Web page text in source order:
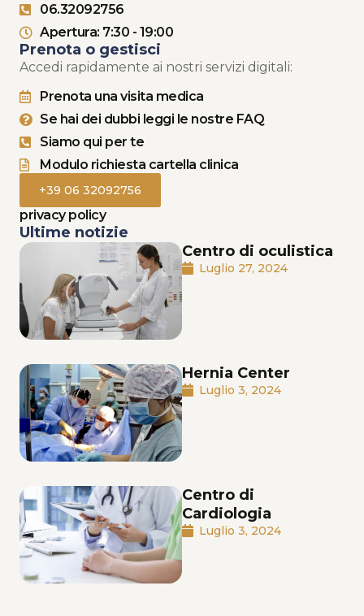
06.32092756
Apertura: 7:30 - 19:00
Prenota o gestisci
Accedi rapidamente ai nostri servizi digitali:
Prenota una visita medica
Se hai dei dubbi leggi le nostre FAQ
Siamo qui per te
Modulo richiesta cartella clinica
+39 06 32092756
privacy policy
Ultime notizie
Centro di oculistica
Luglio 27, 2024
Hernia Center
Luglio 3, 2024
Centro di
Cardiologia
Luglio 3, 2024